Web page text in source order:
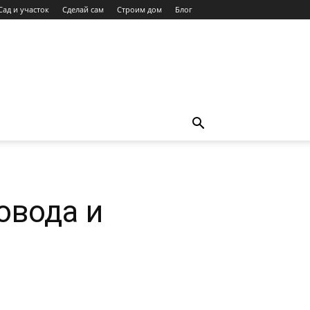
и участок Сделай сам Строим дом Блог
и